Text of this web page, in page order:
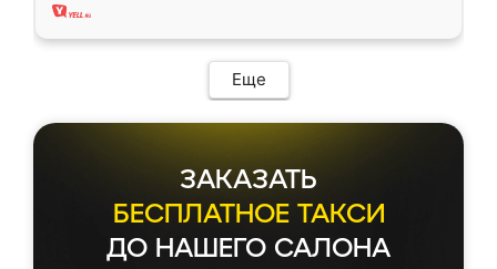
Еще
ЗАКАЗАТЬ
БЕСПЛАТНОЕ ТАКСИ
ДО НАШЕГО САЛОНА